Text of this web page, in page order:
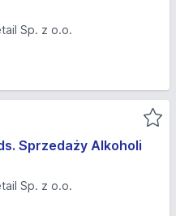
Sp. z o.o.
Sprzedaży Alkoholi
Sp. z o.o.